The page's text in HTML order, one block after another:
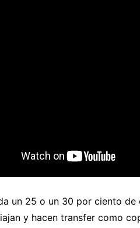
un 25 o un 30 por ciento
y hacen transfer como